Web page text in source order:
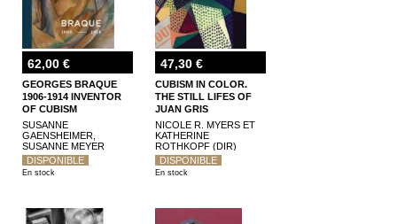
62,00 €
GEORGES BRAQUE
1906-1914 INVENTOR
OF CUBISM
SUSANNE
GAENSHEIMER,
SUSANNE MEYER
BÜSER
DISPONIBLE
En stock
47,30 €
CUBISM IN COLOR.
THE STILL LIFES OF
JUAN GRIS
NICOLE R. MYERS ET
KATHERINE
ROTHKOPF (DIR)
DISPONIBLE
En stock